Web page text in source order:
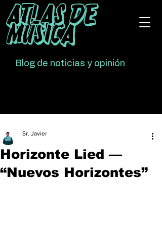
Atlas De
Música
Blog de noticias y opinión
Horizonte Lied —
“Nuevos Horizontes”
Sr. Javier